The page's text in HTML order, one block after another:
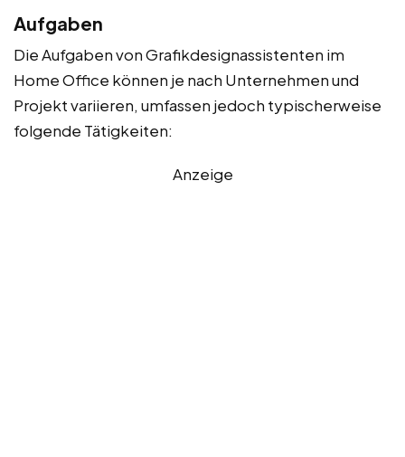
Aufgaben
Die Aufgaben von Grafikdesignassistenten im
Home Office können je nach Unternehmen und
Projekt variieren, umfassen jedoch typischerweise
folgende Tätigkeiten:
Anzeige